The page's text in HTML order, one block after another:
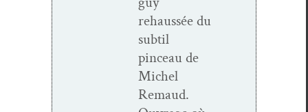
rehaussée du
sub­til
pinceau de
Michel
Remaud.